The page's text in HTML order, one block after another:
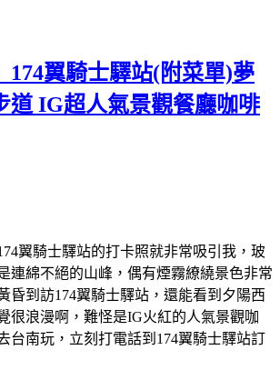
174翼騎士驛站(附菜單)夢
道 IG超人氣景觀餐廳咖啡
翼騎士驛站的打卡照就非常吸引我，玻
連綿不絕的山峰，偶有煙霧繚繞景色非常
昏到訪174翼騎士驛站，還能看到夕陽西
很浪漫啊，難怪是IG火紅的人氣景觀咖
台南玩，立刻打電話到174翼騎士驛站訂